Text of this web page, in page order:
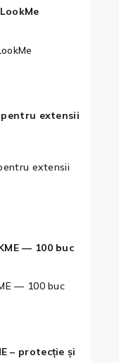
extensii
— 100 buc